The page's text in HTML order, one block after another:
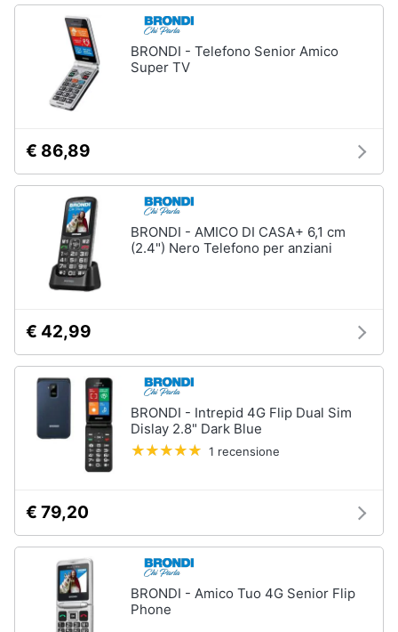
BRONDI - Telefono Senior Amico
Super TV
€ 86,89
BRONDI - AMICO DI CASA+ 6,1 cm
(2.4") Nero Telefono per anziani
€ 42,99
BRONDI - Intrepid 4G Flip Dual Sim
Dislay 2.8" Dark Blue
1 recensione
€ 79,20
BRONDI - Amico Tuo 4G Senior Flip
Phone